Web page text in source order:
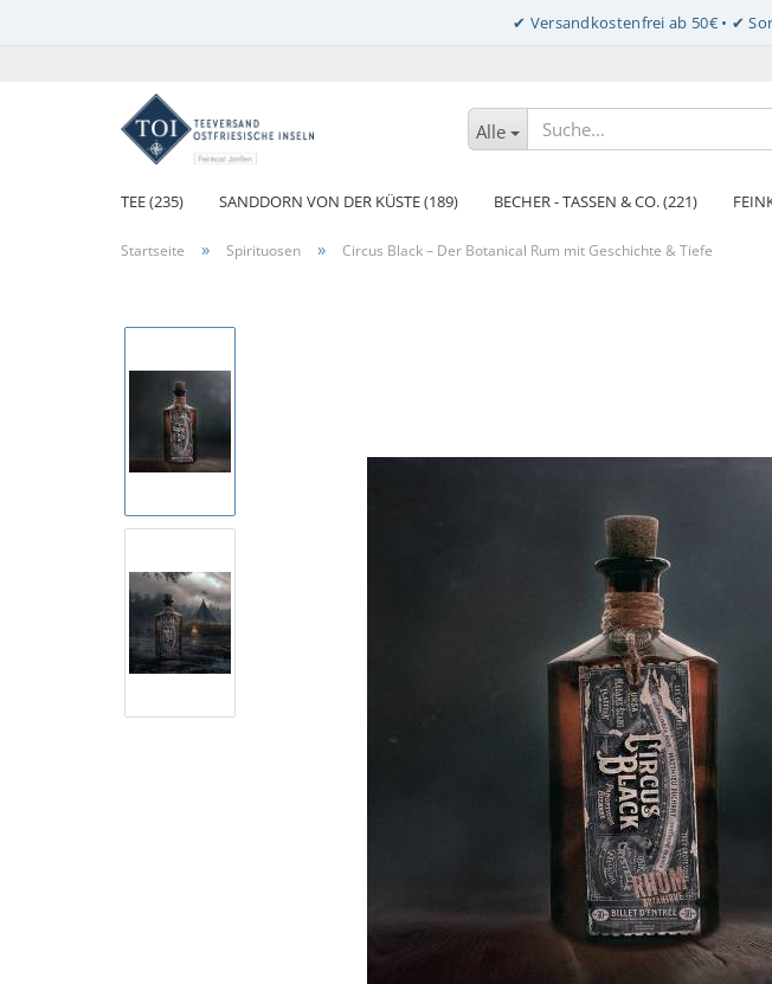
Alle
TEE (235) SANDDORN VON DER KÜSTE (189) BECHER - TASSEN & CO. (221)
Startseite » Spirituosen » Circus Black – Der Botanical Rum mit Geschichte & Tiefe